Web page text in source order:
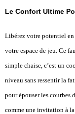
Le Confort Ultime
Libérez votre potentiel
votre espace de jeu. Ce
simple chaise, c’est un
niveau sans ressentir la
pour épouser les courbes
comme une invitation à